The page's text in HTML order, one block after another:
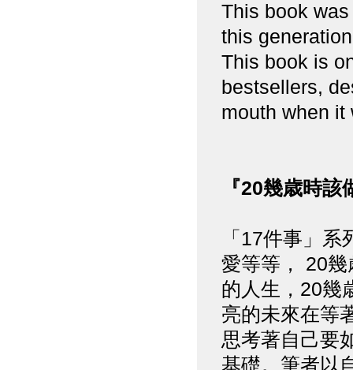
This book
this
This book is
bestsellers,
mouth when it
『20幾歳時
「17件事」
愛等等， 20
的人生，20幾
亮的未來在等
思考著自己要
基礎。筆者以